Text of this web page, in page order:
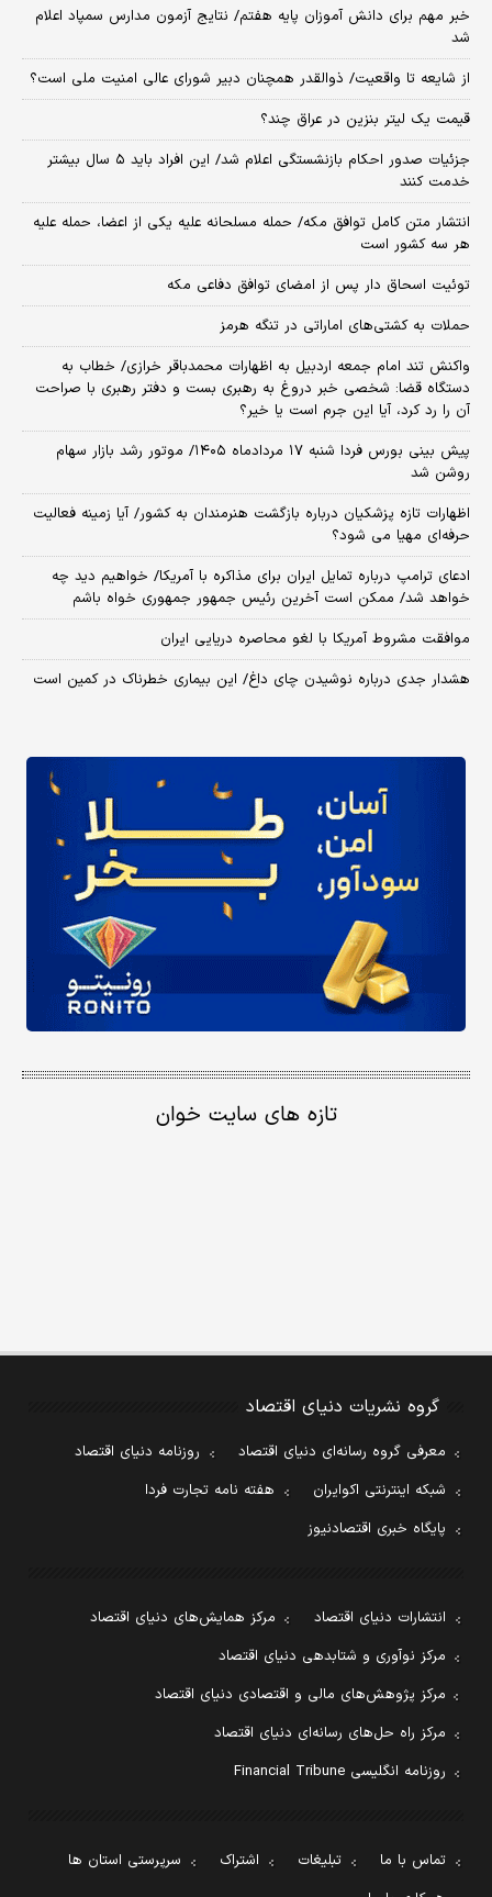
خبر مهم برای دانش آموزان پایه هفتم/ نتایج آزمون مدارس سمپاد اعلام
شد
از شایعه تا واقعیت/ ذوالقدر همچنان دبیر شورای ‌عالی امنیت ملی است؟
قیمت یک لیتر بنزین در عراق چند؟
جزئیات صدور احکام بازنشستگی اعلام شد/ این افراد باید ۵ سال بیشتر
خدمت کنند
انتشار متن کامل توافق مکه/ حمله مسلحانه علیه یکی از اعضا، حمله علیه
هر سه کشور است
توئیت اسحاق دار پس از امضای توافق دفاعی مکه
حملات به کشتی‌های اماراتی در تنگه هرمز
واکنش تند امام جمعه اردبیل به اظهارات محمدباقر خرازی/ خطاب به
دستگاه قضا: شخصی خبر دروغ به رهبری بست و دفتر رهبری با صراحت
آن را رد کرد، آیا این جرم است یا خیر؟
پیش بینی بورس فردا شنبه ۱۷ مردادماه ۱۴۰۵/ موتور رشد بازار سهام
روشن شد
اظهارات تازه پزشکیان درباره بازگشت هنرمندان به کشور/ آیا زمینه فعالیت
حرفه‌ای مهیا می شود؟
ادعای ترامپ درباره تمایل ایران برای مذاکره با آمریکا/ خواهیم دید چه
خواهد شد/ ممکن است آخرین رئیس‌ جمهور جمهوری خواه باشم
موافقت مشروط آمریکا با لغو محاصره دریایی ایران
هشدار جدی درباره نوشیدن چای داغ/ این بیماری خطرناک در کمین است
تازه های سایت خوان
گروه نشریات دنیای اقتصاد
معرفی گروه رسانه‌ای دنیای اقتصاد
روزنامه دنیای اقتصاد
شبکه اینترنتی اکوایران
هفته نامه تجارت فردا
پایگاه خبری اقتصادنیوز
انتشارات دنیای اقتصاد
مرکز همایش‌های دنیای اقتصاد
مرکز نوآوری و شتابدهی دنیای اقتصاد
مرکز پژوهش‌های مالی و اقتصادی دنیای اقتصاد
مرکز راه حل‌های رسانه‌ای دنیای اقتصاد
روزنامه انگلیسی Financial Tribune
تماس با ما تبلیغات اشتراک
سرپرستی استان ها